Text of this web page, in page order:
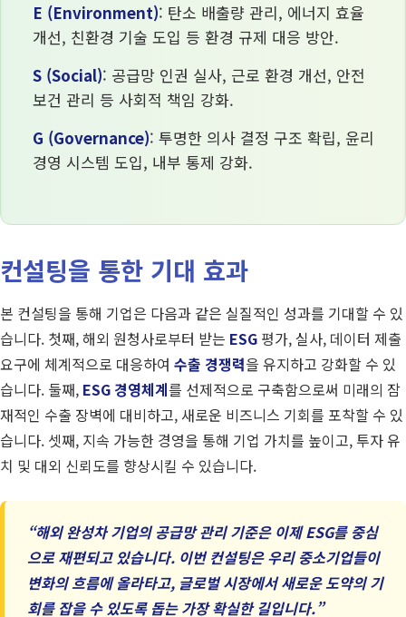
E (Environment): 탄소 배출량 관리, 에너지 효율
개선, 친환경 기술 도입 등 환경 규제 대응 방안.
S (Social): 공급망 인권 실사, 근로 환경 개선, 안전
보건 관리 등 사회적 책임 강화.
G (Governance): 투명한 의사 결정 구조 확립, 윤리
경영 시스템 도입, 내부 통제 강화.
컨설팅을 통한 기대 효과
본 컨설팅을 통해 기업은 다음과 같은 실질적인 성과를 기대할 수 있
습니다. 첫째, 해외 원청사로부터 받는 ESG 평가, 실사, 데이터 제출
요구에 체계적으로 대응하여 수출 경쟁력을 유지하고 강화할 수 있
습니다. 둘째, ESG 경영체계를 선제적으로 구축함으로써 미래의 잠
재적인 수출 장벽에 대비하고, 새로운 비즈니스 기회를 포착할 수 있
습니다. 셋째, 지속 가능한 경영을 통해 기업 가치를 높이고, 투자 유
치 및 대외 신뢰도를 향상시킬 수 있습니다.
“해외 완성차 기업의 공급망 관리 기준은 이제 ESG를 중심
으로 재편되고 있습니다. 이번 컨설팅은 우리 중소기업들이
변화의 흐름에 올라타고, 글로벌 시장에서 새로운 도약의 기
회를 잡을 수 있도록 돕는 가장 확실한 길입니다.”